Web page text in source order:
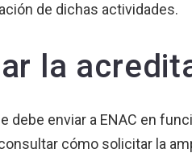
de dichas actividades.
la
enviar a ENAC en
cómo solicitar la